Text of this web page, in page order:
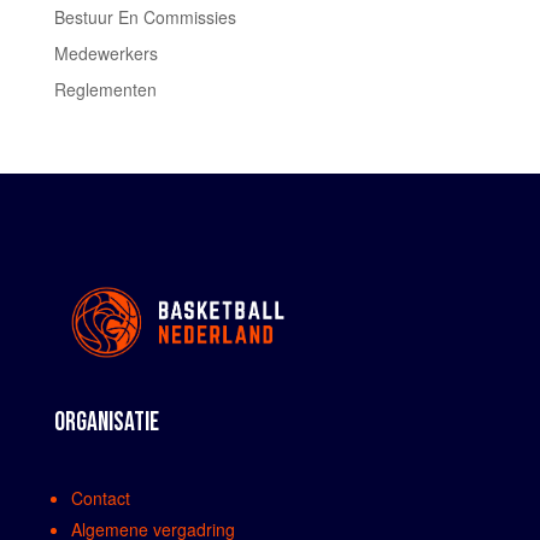
Bestuur En Commissies
Medewerkers
Reglementen
ORGANISATIE
Contact
Algemene vergadring